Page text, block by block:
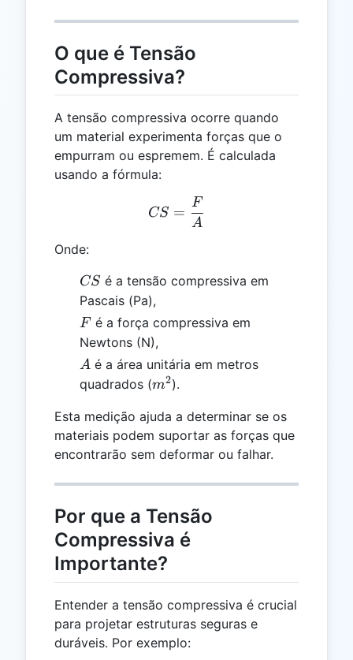
O que é Tensão
Compressiva?
A tensão compressiva ocorre quando
um material experimenta forças que o
empurram ou espremem. É calculada
usando a fórmula:
CS = \frac{F}{A}
CS =
A
F
Onde:
CS
CS é a tensão compressiva em
Pascais (Pa),
F
F é a força compressiva em
Newtons (N),
A
A é a área unitária em metros
quadrados (m^2
m2).
Esta medição ajuda a determinar se os
materiais podem suportar as forças que
encontrarão sem deformar ou falhar.
Por que a Tensão
Compressiva é
Importante?
Entender a tensão compressiva é crucial
para projetar estruturas seguras e
duráveis. Por exemplo: